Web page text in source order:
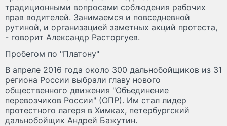
традиционными вопросами соблюдения рабочих
прав водителей. Занимаемся и повседневной
рутиной, и организацией заметных акций протеста,
- говорит Александр Расторгуев.
Пробегом по "Платону"
В апреле 2016 года около 300 дальнобойщиков из 31
региона России выбрали главу нового
общественного движения "Объединение
перевозчиков России" (ОПР). Им стал лидер
протестного лагеря в Химках, петербургский
дальнобойщик Андрей Бажутин.